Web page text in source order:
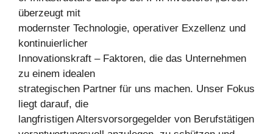
überzeugt mit
modernster Technologie, operativer Exzellenz und
kontinuierlicher
Innovationskraft – Faktoren, die das Unternehmen
zu einem idealen
strategischen Partner für uns machen. Unser Fokus
liegt darauf, die
langfristigen Altersvorsorgegelder von Berufstätigen